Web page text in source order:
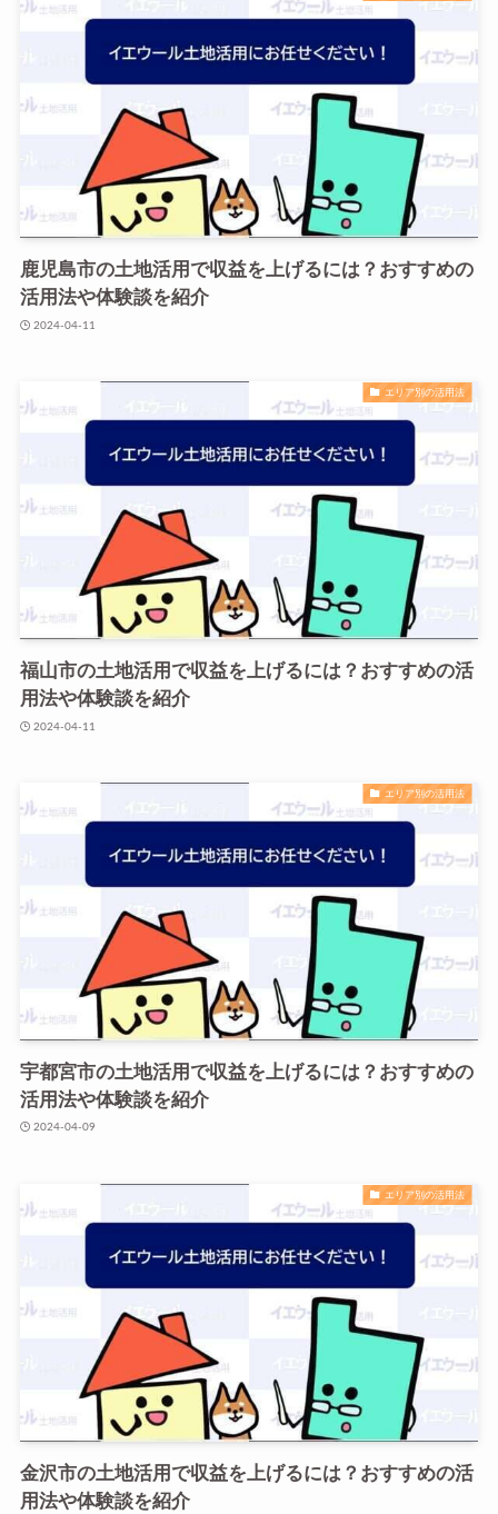
鹿児島市の土地活用で収益を上げるには？おすすめの
活用法や体験談を紹介
2024-04-11
エリア別の活用法
福山市の土地活用で収益を上げるには？おすすめの活
用法や体験談を紹介
2024-04-11
エリア別の活用法
宇都宮市の土地活用で収益を上げるには？おすすめの
活用法や体験談を紹介
2024-04-09
エリア別の活用法
金沢市の土地活用で収益を上げるには？おすすめの活
用法や体験談を紹介